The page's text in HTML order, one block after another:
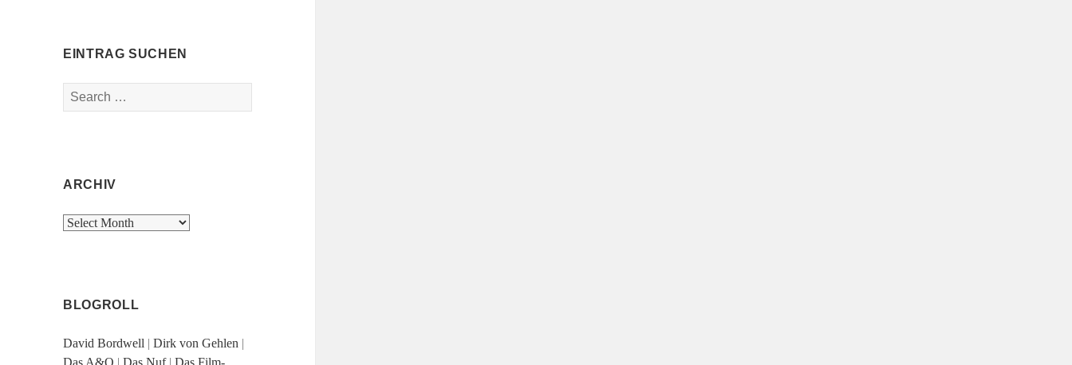
EINTRAG SUCHEN
Search
for:
ARCHIV
Archiv
BLOGROLL
David Bordwell |Dirk von Gehlen |
Das A&O |Das Nuf|Das Film-